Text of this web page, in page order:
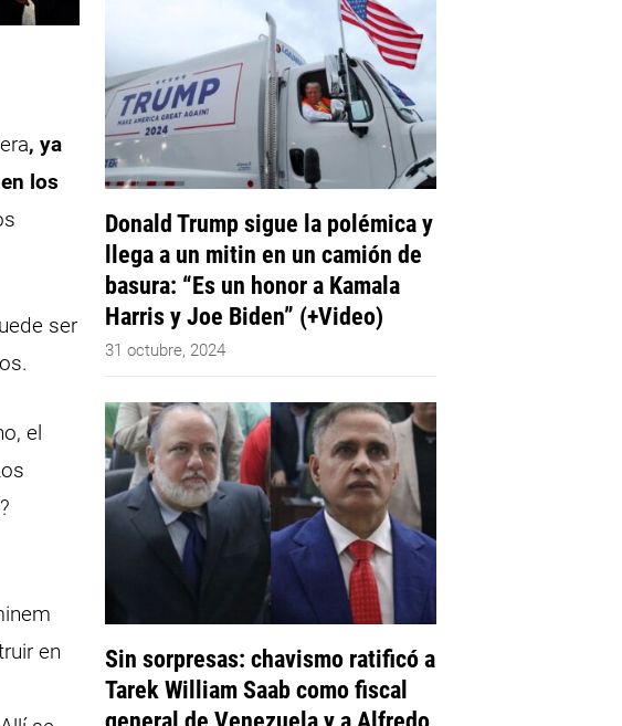
, ya
los
ser
el
en
Donald Trump sigue la polémica y
llega a un mitin en un camión de
basura: “Es un honor a Kamala
Harris y Joe Biden” (+Video)
31 octubre, 2024
Sin sorpresas: chavismo ratificó a
Tarek William Saab como fiscal